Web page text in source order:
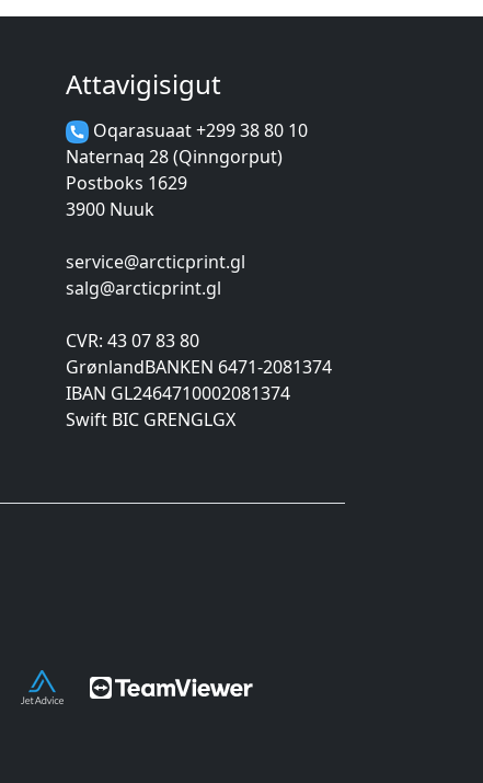
Attavigisigut
Oqarasuaat +299 38 80 10
Naternaq 28 (Qinngorput)
Postboks 1629
3900 Nuuk
service@arcticprint.gl
salg@arcticprint.gl
CVR: 43 07 83 80
GrønlandBANKEN 6471-2081374
IBAN GL2464710002081374
Swift BIC GRENGLGX